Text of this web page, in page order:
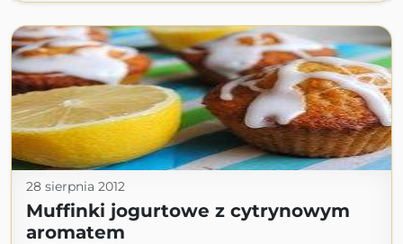
28 sierpnia 2012
Muffinki jogurtowe z cytrynowym
aromatem